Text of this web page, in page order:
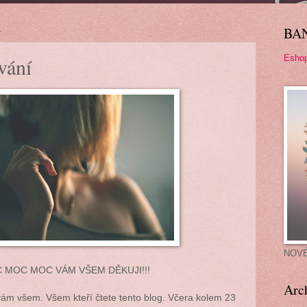
MOC MOC VÁM VŠEM DĚKUJI!!!
všem. Všem kteří čtete tento blog. Včera kolem 23